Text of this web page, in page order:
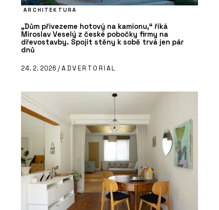
ARCHITEKTURA
„Dům přivezeme hotový na kamionu,“ říká
Miroslav Veselý z české pobočky firmy na
dřevostavby. Spojit stěny k sobě trvá jen pár
dnů
24. 2. 2026 /ADVERTORIAL